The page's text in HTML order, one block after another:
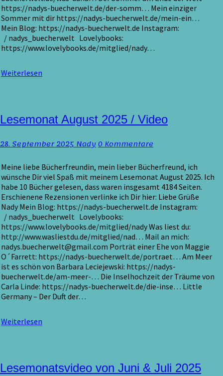
https://nadys-buecherwelt.de/der-somm… Mein einziger
Sommer mit dir https://nadys-buecherwelt.de/mein-ein…
Mein Blog: https://nadys-buecherwelt.de Instagram:
/ nadys_buecherwelt Lovelybooks:
https://www.lovelybooks.de/mitglied/nady…
Weiterlesen
Lesemonat
August
/
Lesemonat August 2025 / Video
28. September 2025NadyKommentare
0 Kommentare
Meine liebe Bücherfreundin, mein lieber Bücherfreund, ich
wünsche Dir viel Spaß mit meinem Lesemonat August 2025. Ich
habe 10 Bücher gelesen, dass waren insgesamt 4184 Seiten.
Erschienene Rezensionen verlinke ich Dir hier: Liebe Grüße
Nady Mein Blog: https://nadys-buecherwelt.de Instagram:
/ nadys_buecherwelt Lovelybooks:
https://www.lovelybooks.de/mitglied/nady Was liest du:
http://www.wasliestdu.de/mitglied/nad… Mail an mich:
nadys.buecherwelt@gmail.com Porträt einer Ehe von Maggie
O´Farrett: https://nadys-buecherwelt.de/portraet… Am Meer
ist es schön von Barbara Leciejewski: https://nadys-
buecherwelt.de/am-meer-… Die Inselhochzeit der Träume von
Carla Linde: https://nadys-buecherwelt.de/die-inse… Little
Germany – Der Duft der…
Weiterlesen
Lesemonatsvideo
Lesemonatsvideo von Juni & Juli 2025